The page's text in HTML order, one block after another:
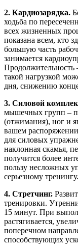
2. Кардиозарядка.
ходьба по
всех жизненных
показана всем, кто
большую часть
занимается
Продолжительность
такой нагрузкой
дня, снижению
3. Силовой
мышечных групп –
(отжимания), ног и
вашем
для силовых
наклонная скамья,
получится более
пользу несложных
серьезному тренингу.
4. Стретчинг.
тренировки.
15 минут. При
растягивается,
поперечном
способствующих